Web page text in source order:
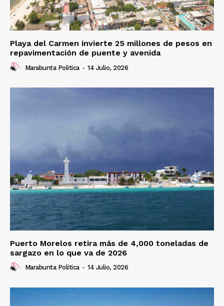
Playa del Carmen invierte 25 millones de pesos en
repavimentación de puente y avenida
Marabunta Politica - 14 Julio, 2026
Puerto Morelos retira más de 4,000 toneladas de
sargazo en lo que va de 2026
Marabunta Politica - 14 Julio, 2026